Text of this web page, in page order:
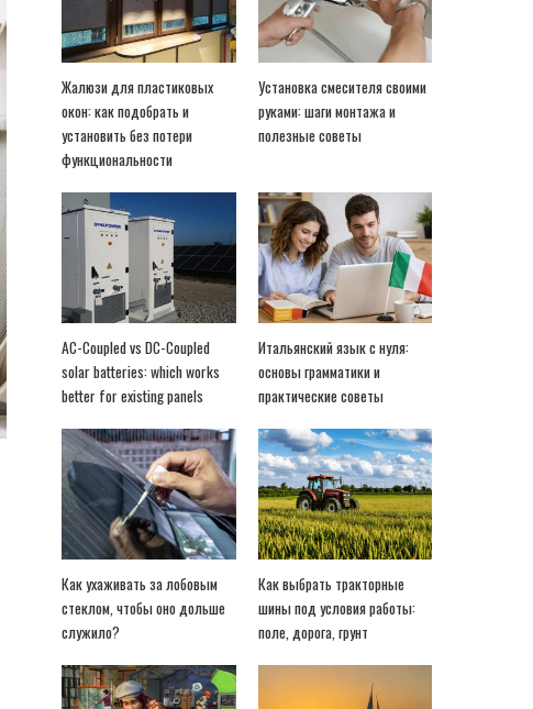
Жалюзи для пластиковых
окон: как подобрать и
установить без потери
функциональности
Установка смесителя своими
руками: шаги монтажа и
полезные советы
AC-Coupled vs DC-Coupled
solar batteries: which works
better for existing panels
Итальянский язык с нуля:
основы грамматики и
практические советы
Как ухаживать за лобовым
стеклом, чтобы оно дольше
служило?
Как выбрать тракторные
шины под условия работы:
поле, дорога, грунт